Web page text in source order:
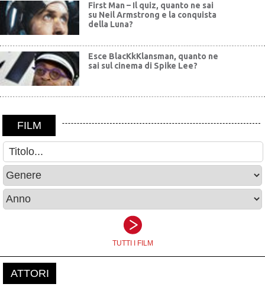
First Man – Il quiz, quanto ne sai
su Neil Armstrong e la conquista
della Luna?
Esce BlacKkKlansman, quanto ne
sai sul cinema di Spike Lee?